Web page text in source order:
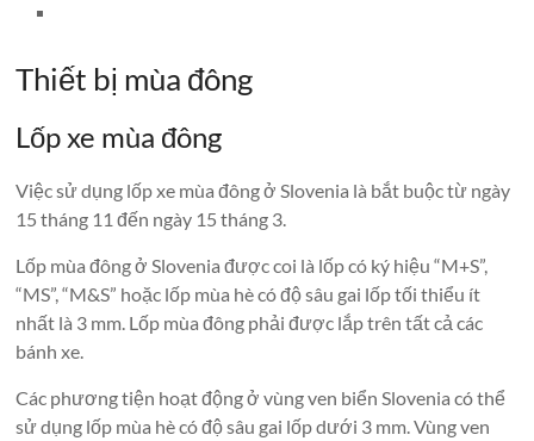
Thiết bị mùa đông
Lốp xe mùa đông
Việc sử dụng lốp xe mùa đông ở Slovenia là bắt buộc từ ngày
15 tháng 11 đến ngày 15 tháng 3.
Lốp mùa đông ở Slovenia được coi là lốp có ký hiệu “M+S”,
“MS”, “M&S” hoặc lốp mùa hè có độ sâu gai lốp tối thiểu ít
nhất là 3 mm. Lốp mùa đông phải được lắp trên tất cả các
bánh xe.
Các phương tiện hoạt động ở vùng ven biển Slovenia có thể
sử dụng lốp mùa hè có độ sâu gai lốp dưới 3 mm. Vùng ven